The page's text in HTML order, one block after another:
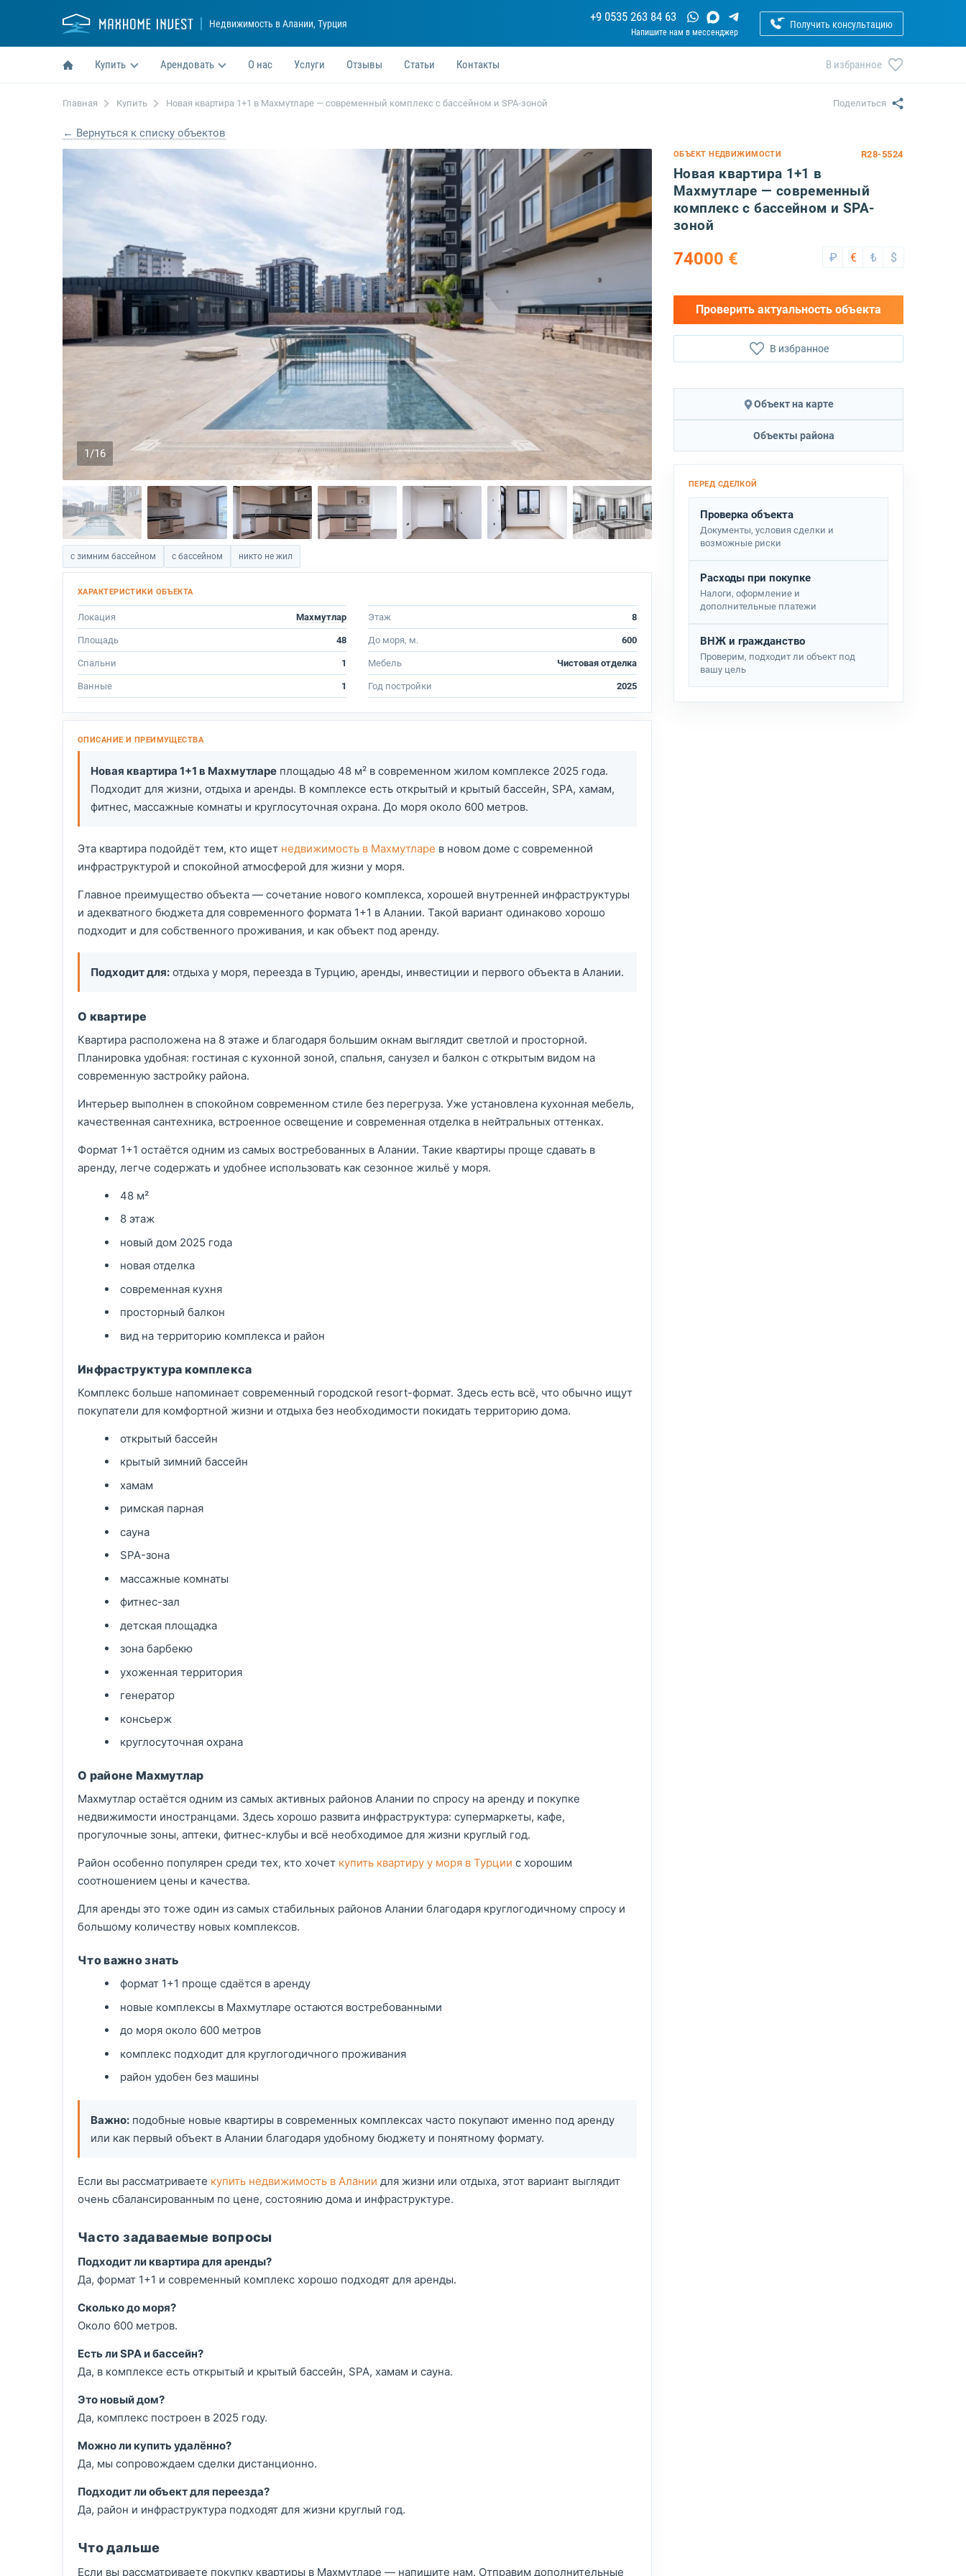
Недвижимость в Алании, Турция +9 0535 263 84 63
Получить консультацию
Купить Арендовать О нас Услуги Отзывы Статьи Контакты В избранное
Главная Купить Новая квартира 1+1 в Махмутларе — современный комплекс с бассейном и SPA-зоной Поделиться
← Вернуться к списку объектов
1/16
с зимним бассейном с бассейном никто не жил
ОБЪЕКТ НЕДВИЖИМОСТИ R28-5524
Новая квартира 1+1 в
Махмутларе — современный
комплекс с бассейном и SPA-
зоной
74000 € ₽ € ₺ $
Проверить актуальность объекта
В избранное
Объект на карте
Объекты района
Проверка объекта
Документы, условия сделки и
возможные риски
Расходы при покупке
Налоги, оформление и
дополнительные платежи
ВНЖ и гражданство
Проверим, подходит ли объект под
вашу цель
Локация Махмутлар
Площадь 48
Спальни 1
Ванные 1
Этаж 8
До моря, м. 600
Мебель Чистовая отделка
Год постройки 2025
Новая квартира 1+1 в Махмутларе площадью 48 м² в современном жилом комплексе 2025 года.
Подходит для жизни, отдыха и аренды. В комплексе есть открытый и крытый бассейн, SPA, хамам,
фитнес, массажные комнаты и круглосуточная охрана. До моря около 600 метров.
Эта квартира подойдёт тем, кто ищет недвижимость в Махмутларе в новом доме с современной
инфраструктурой и спокойной атмосферой для жизни у моря.
Главное преимущество объекта — сочетание нового комплекса, хорошей внутренней инфраструктуры
и адекватного бюджета для современного формата 1+1 в Алании. Такой вариант одинаково хорошо
подходит и для собственного проживания, и как объект под аренду.
Подходит для: отдыха у моря, переезда в Турцию, аренды, инвестиции и первого объекта в Алании.
О квартире
Квартира расположена на 8 этаже и благодаря большим окнам выглядит светлой и просторной.
Планировка удобная: гостиная с кухонной зоной, спальня, санузел и балкон с открытым видом на
современную застройку района.
Интерьер выполнен в спокойном современном стиле без перегруза. Уже установлена кухонная мебель,
качественная сантехника, встроенное освещение и современная отделка в нейтральных оттенках.
Формат 1+1 остаётся одним из самых востребованных в Алании. Такие квартиры проще сдавать в
аренду, легче содержать и удобнее использовать как сезонное жильё у моря.
48 м²
8 этаж
новый дом 2025 года
новая отделка
современная кухня
просторный балкон
вид на территорию комплекса и район
Инфраструктура комплекса
Комплекс больше напоминает современный городской resort-формат. Здесь есть всё, что обычно ищут
покупатели для комфортной жизни и отдыха без необходимости покидать территорию дома.
открытый бассейн
крытый зимний бассейн
хамам
римская парная
сауна
SPA-зона
массажные комнаты
фитнес-зал
детская площадка
зона барбекю
ухоженная территория
генератор
консьерж
круглосуточная охрана
О районе Махмутлар
Махмутлар остаётся одним из самых активных районов Алании по спросу на аренду и покупке
недвижимости иностранцами. Здесь хорошо развита инфраструктура: супермаркеты, кафе,
прогулочные зоны, аптеки, фитнес-клубы и всё необходимое для жизни круглый год.
Район особенно популярен среди тех, кто хочет купить квартиру у моря в Турции с хорошим
соотношением цены и качества.
Для аренды это тоже один из самых стабильных районов Алании благодаря круглогодичному спросу и
большому количеству новых комплексов.
Что важно знать
формат 1+1 проще сдаётся в аренду
новые комплексы в Махмутларе остаются востребованными
до моря около 600 метров
комплекс подходит для круглогодичного проживания
район удобен без машины
Важно: подобные новые квартиры в современных комплексах часто покупают именно под аренду
или как первый объект в Алании благодаря удобному бюджету и понятному формату.
Если вы рассматриваете купить недвижимость в Алании для жизни или отдыха, этот вариант выглядит
очень сбалансированным по цене, состоянию дома и инфраструктуре.
Часто задаваемые вопросы
Подходит ли квартира для аренды?
Да, формат 1+1 и современный комплекс хорошо подходят для аренды.
Сколько до моря?
Около 600 метров.
Есть ли SPA и бассейн?
Да, в комплексе есть открытый и крытый бассейн, SPA, хамам и сауна.
Это новый дом?
Да, комплекс построен в 2025 году.
Можно ли купить удалённо?
Да, мы сопровождаем сделки дистанционно.
Подходит ли объект для переезда?
Да, район и инфраструктура подходят для жизни круглый год.
Что дальше
Если вы рассматриваете покупку квартиры в Махмутларе — напишите нам. Отправим дополнительные